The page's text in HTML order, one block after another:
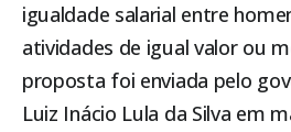
igualdade salarial entre
atividades de igual valor ou
proposta foi enviada pelo
Luiz Inácio Lula da Silva em